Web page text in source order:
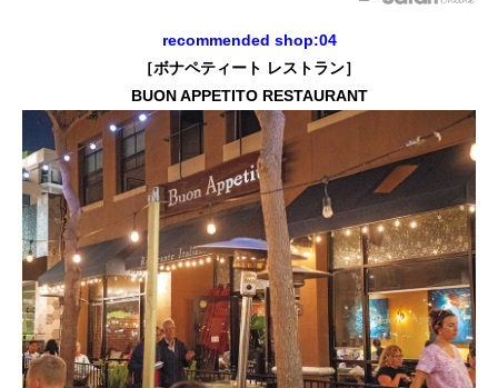
recommended shop:04
［ボナペティート レストラン］
BUON APPETITO RESTAURANT